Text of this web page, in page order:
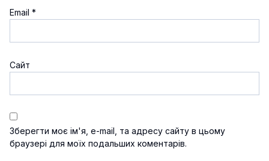
Email *
Сайт
Зберегти моє ім'я, e-mail, та адресу сайту в цьому
браузері для моїх подальших коментарів.